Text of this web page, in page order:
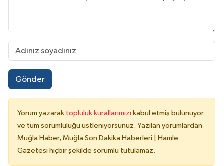
Gönder
Yorum yazarak topluluk kurallarımızı kabul etmiş bulunuyor
ve tüm sorumluluğu üstleniyorsunuz. Yazılan yorumlardan
Muğla Haber, Muğla Son Dakika Haberleri | Hamle
Gazetesi hiçbir şekilde sorumlu tutulamaz.